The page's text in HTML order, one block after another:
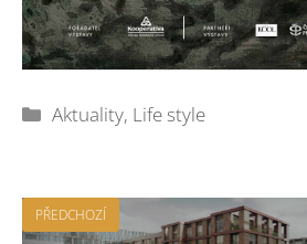
Rubriky
Aktuality, Life style
PŘEDCHOZÍ